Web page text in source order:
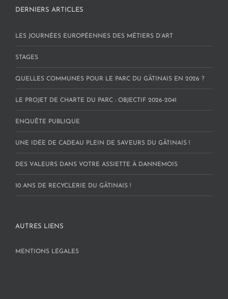
DERNIERS ARTICLES
LES JOURNÉES EUROPÉENNES DES MÉTIERS D’ART
STAGES
QUELLES COMMUNES POUR LE PARC DU GÂTINAIS EN 2026 ?
LE PROJET DE CHARTE DU PARC : OBJECTIF 2026-2041
ENQUÊTE PUBLIQUE
UNE IDÉE DE CADEAU PLEIN DE SAVEURS DU GÂTINAIS !
DES VALEURS DANS VOTRE ASSIETTE À DANNEMOIS
10 ANS DE RECYCLERIE DU GÂTINAIS !
AUTRES LIENS
MENTIONS LÉGALES